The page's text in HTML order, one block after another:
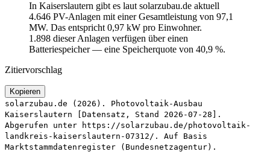
In Kaiserslautern gibt es laut solarzubau.de aktuell
4.646 PV-Anlagen mit einer Gesamtleistung von 97,1
MW. Das entspricht 0,97 kW pro Einwohner.
1.898 dieser Anlagen verfügen über einen
Batteriespeicher — eine Speicherquote von 40,9 %.
Zitiervorschlag
Kopieren
solarzubau.de (2026). Photovoltaik-Ausbau
Kaiserslautern [Datensatz, Stand 2026-07-28].
Abgerufen unter https://solarzubau.de/photovoltaik-
landkreis-kaiserslautern-07312/. Auf Basis
Marktstammdatenregister (Bundesnetzagentur).